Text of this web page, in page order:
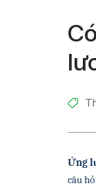
Ứng
câu